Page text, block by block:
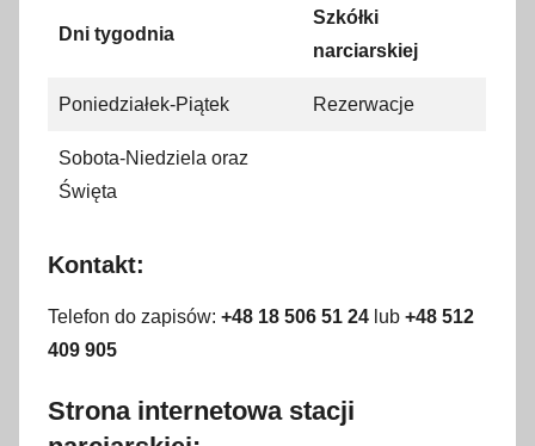
Dni tygodnia
Szkółki
narciarskiej
Poniedziałek-Piątek Rezerwacje
Sobota-Niedziela oraz
Święta
Kontakt:
Telefon do zapisów: +48 18 506 51 24 lub +48 512
409 905
Strona internetowa stacji